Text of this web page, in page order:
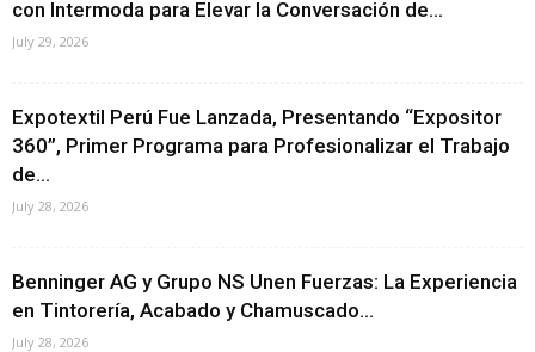
con Intermoda para Elevar la Conversación de...
July 29, 2026
Expotextil Perú Fue Lanzada, Presentando “Expositor
360”, Primer Programa para Profesionalizar el Trabajo
de...
July 28, 2026
Benninger AG y Grupo NS Unen Fuerzas: La Experiencia
en Tintorería, Acabado y Chamuscado...
July 28, 2026